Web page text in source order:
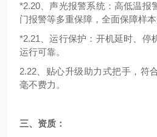
*2.20、声光报警系统：高低温报
门报警等多重保障，全面保障样本
*2.21、运行保护：开机延时、停
运行可靠。
2.22、 贴心升级助力式把手，符
毫不费力。
三、资质：